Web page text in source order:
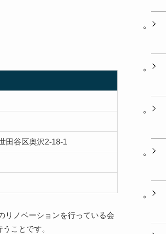
田谷区奥沢2-18-1
リノベーションを行っている会
ことです。